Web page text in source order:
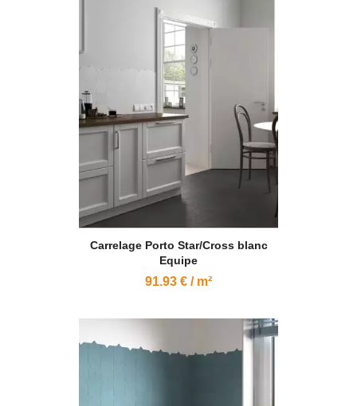
Carrelage Porto Star/Cross blanc
Equipe
91.93 € / m²